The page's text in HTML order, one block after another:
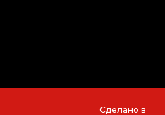
Сделано в